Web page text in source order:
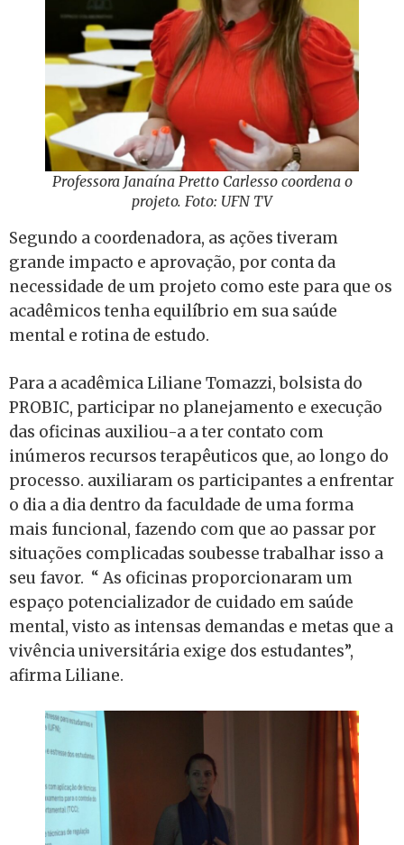
Professora Janaína Pretto Carlesso coordena o
projeto. Foto: UFN TV
Segundo a coordenadora, as ações tiveram
grande impacto e aprovação, por conta da
necessidade de um projeto como este para que os
acadêmicos tenha equilíbrio em sua saúde
mental e rotina de estudo.
Para a acadêmica Liliane Tomazzi, bolsista do
PROBIC, participar no planejamento e execução
das oficinas auxiliou-a a ter contato com
inúmeros recursos terapêuticos que, ao longo do
processo. auxiliaram os participantes a enfrentar
o dia a dia dentro da faculdade de uma forma
mais funcional, fazendo com que ao passar por
situações complicadas soubesse trabalhar isso a
seu favor. “ As oficinas proporcionaram um
espaço potencializador de cuidado em saúde
mental, visto as intensas demandas e metas que a
vivência universitária exige dos estudantes”,
afirma Liliane.